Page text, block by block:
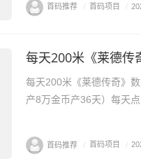
首码推荐 / 首码项目 /
每天200米《莱德传
每天200米《莱德传奇》
产8万金币产36天）每天
首码推荐 / 首码项目 /